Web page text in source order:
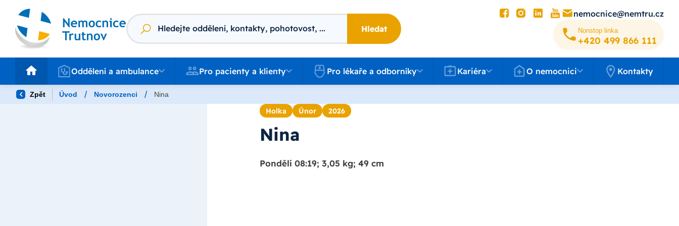
Vyhledávání
Hledat
nemocnice@nemtru.cz
Nonstop linka
+420 499 8­66 111
Oddělení a ambulance
Oddělení a ambulance Pro pacienty a klienty
Pro lékaře a odborníky
Pro lékaře a odborníky
Kariéra
Kariéra
O nemocnici
O nemocnici Kontakty
Zpět Úvod / Novorozenci / Nina
Holka Únor 2026
Nina
Pondělí 08:19; 3,05 kg; 49 cm